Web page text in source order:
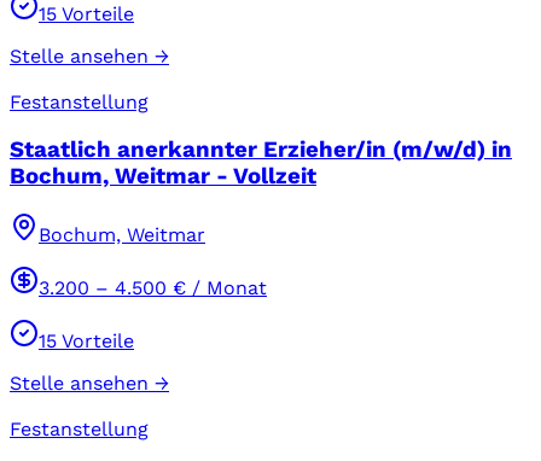
15 Vorteile
Stelle ansehen →
Festanstellung
Staatlich anerkannter Erzieher/in (m/w/d) in
Bochum, Weitmar - Vollzeit
Bochum, Weitmar
3.200 – 4.500 € / Monat
15 Vorteile
Stelle ansehen →
Festanstellung